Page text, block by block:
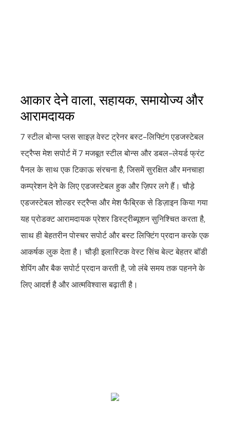
आकार देने वाला, सहायक, समायोज्य और
आरामदायक
7 स्टील बोन्स प्लस साइज़ वेस्ट ट्रेनर बस्ट-लिफ्टिंग एडजस्टेबल
स्ट्रैप्स मेश सपोर्ट में 7 मजबूत स्टील बोन्स और डबल-लेयर्ड फ्रंट
पैनल के साथ एक टिकाऊ संरचना है, जिसमें सुरक्षित और मनचाहा
कम्प्रेशन देने के लिए एडजस्टेबल हुक और ज़िपर लगे हैं। चौड़े
एडजस्टेबल शोल्डर स्ट्रैप्स और मेश फैब्रिक से डिज़ाइन किया गया
यह प्रोडक्ट आरामदायक प्रेशर डिस्ट्रीब्यूशन सुनिश्चित करता है,
साथ ही बेहतरीन पोस्चर सपोर्ट और बस्ट लिफ्टिंग प्रदान करके एक
आकर्षक लुक देता है। चौड़ी इलास्टिक वेस्ट सिंच बेल्ट बेहतर बॉडी
शेपिंग और बैक सपोर्ट प्रदान करती है, जो लंबे समय तक पहनने के
लिए आदर्श है और आत्मविश्वास बढ़ाती है।